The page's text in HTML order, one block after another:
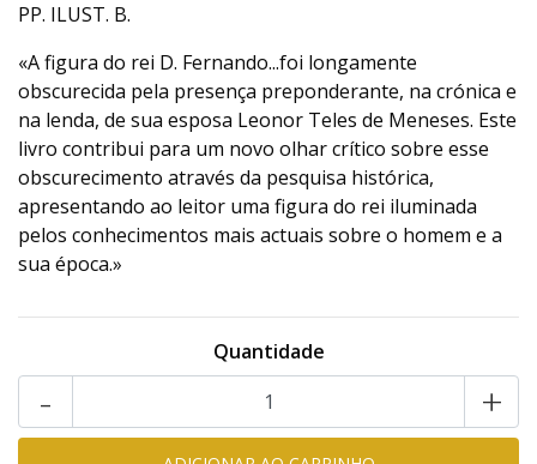
PP. ILUST. B.
«A figura do rei D. Fernando...foi longamente
obscurecida pela presença preponderante, na crónica e
na lenda, de sua esposa Leonor Teles de Meneses. Este
livro contribui para um novo olhar crítico sobre esse
obscurecimento através da pesquisa histórica,
apresentando ao leitor uma figura do rei iluminada
pelos conhecimentos mais actuais sobre o homem e a
sua época.»
Quantidade
+
-